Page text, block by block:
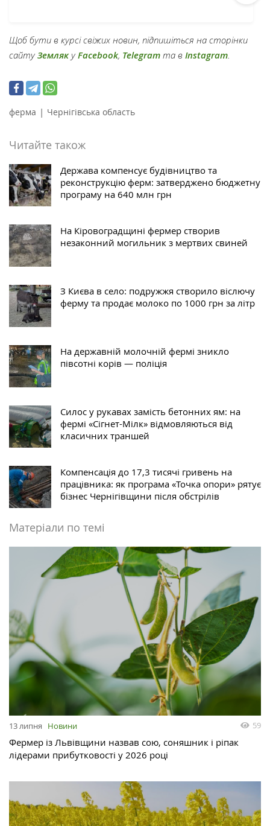
Щоб бути в курсі свіжих новин, підпишіться на сторінки
сайтуЗемлякуFacebook, Telegram та в Instagram.
ферма | Чернігівська область
Читайте також
Держава компенсує будівництво та
реконструкцію ферм: затверджено бюджетну
програму на 640 млн грн
На Кіровоградщині фермер створив
незаконний могильник з мертвих свиней
З Києва в село: подружжя створило віслючу
ферму та продає молоко по 1000 грн за літр
На державній молочній фермі зникло
півсотні корів — поліція
Силос у рукавах замість бетонних ям: на
фермі «Сігнет-Мілк» відмовляються від
класичних траншей
Компенсація до 17,3 тисячі гривень на
працівника: як програма «Точка опори» рятує
бізнес Чернігівщини після обстрілів
Матеріали по темі
13 липня Новини 59
Фермер із Львівщини назвав сою, соняшник і ріпак
лідерами прибутковості у 2026 році